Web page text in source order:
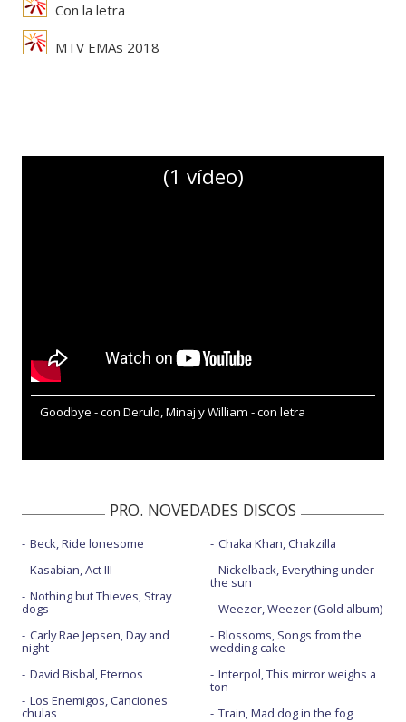
Con la letra
MTV EMAs 2018
(1 vídeo)
Goodbye - con Derulo, Minaj y William - con letra
PRO. NOVEDADES DISCOS
Beck, Ride lonesome
Kasabian, Act III
Nothing but Thieves, Stray
dogs
Carly Rae Jepsen, Day and
night
David Bisbal, Eternos
Los Enemigos, Canciones
chulas
Chaka Khan, Chakzilla
Nickelback, Everything under
the sun
Weezer, Weezer (Gold album)
Blossoms, Songs from the
wedding cake
Interpol, This mirror weighs a
ton
Train, Mad dog in the fog